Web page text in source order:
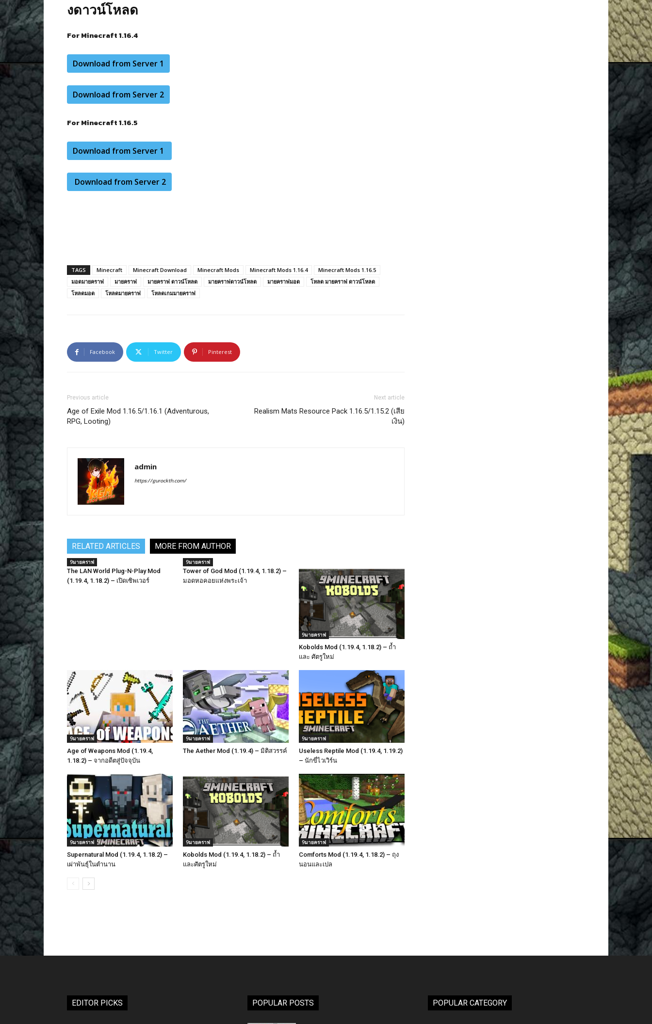
งดาวน์โหลด
For Minecraft 1.16.4
Download from Server 1
Download from Server 2
For Minecraft 1.16.5
Download from Server 1
Download from Server 2
TAGS Minecraft Minecraft Download Minecraft Mods Minecraft Mods 1.16.4
Minecraft Mods 1.16.5
มอดมายคราฟ
มายคราฟ มายคราฟ ดาวน์โหลด มายคราฟดาวน์โหลด มายคราฟมอด
โหลด มายคราฟ ดาวน์โหลด
โหลดมอด
โหลดมายคราฟ โหลดเกมมายคราฟ
Facebook Twitter Pinterest
Previous article
Age of Exile Mod 1.16.5/1.16.1 (Adventurous,
RPG, Looting)
Next article
Realism Mats Resource Pack 1.16.5/1.15.2 (เสีย
เงิน)
admin
https://gurockth.com/
RELATED ARTICLES MORE FROM AUTHOR
9มายคราฟ
The LAN World Plug-N-Play Mod
(1.19.4, 1.18.2) – เปิดเซิพเวอร์
9มายคราฟ
Tower of God Mod (1.19.4, 1.18.2) –
มอดหอคอยเเห่งพระเจ้า
9มายคราฟ
Kobolds Mod (1.19.4, 1.18.2) – ถ้ำ
และ ศัตรูใหม่
9มายคราฟ
Age of Weapons Mod (1.19.4,
1.18.2) – จากอดีตสู่ปัจจุบัน
9มายคราฟ
The Aether Mod (1.19.4) – มิติสวรรค์
9มายคราฟ
Useless Reptile Mod (1.19.4, 1.19.2)
– นักขี่ไวเวิร์น
9มายคราฟ
Supernatural Mod (1.19.4, 1.18.2) –
เผ่าพันธุ์ในตำนาน
9มายคราฟ
Kobolds Mod (1.19.4, 1.18.2) – ถ้ำ
และศัตรูใหม่
9มายคราฟ
Comforts Mod (1.19.4, 1.18.2) – ถุง
นอนและเปล
EDITOR PICKS POPULAR POSTS POPULAR CATEGORY